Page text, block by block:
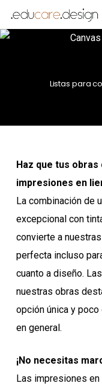
al
Listas para
Haz que tus
impresiones en
La combinación de
excepcional con
convierte a
perfecta incluso
cuanto a diseño.
nuestras obras
opción única y
en general.
¡No necesitas
Las impresiones